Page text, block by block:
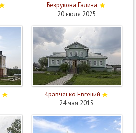
Безрукова Галина
20 июля 2025
Кравченко Евгений
24 мая 2015